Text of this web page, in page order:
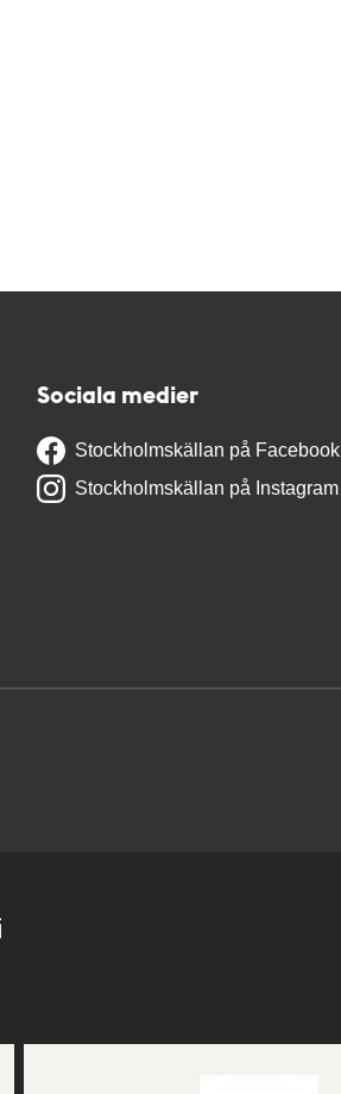
Sociala medier
Stockholmskällan på Facebook
Stockholmskällan på Instagram